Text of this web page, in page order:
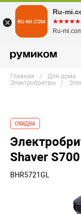
Главная Для дома
Электробритвы
СКИДКА
Shaver
BHR5721GL
Ru-
☆☆☆☆☆
★★★★★
Ru-